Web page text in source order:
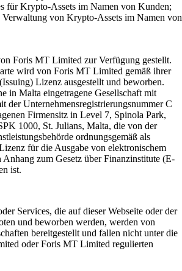
für Krypto-Assets im Namen von Kunden;
von Krypto-Assets im Namen von
Foris MT Limited zur Verfügung gestellt.
wird von Foris MT Limited gemäß ihrer
Lizenz ausgestellt und beworben.
in Malta eingetragene Gesellschaft mit
der Unternehmensregistrierungsnummer C
Firmensitz in Level 7, Spinola Park,
1000, St. Julians, Malta, die von der
ordnungsgemäß als
für die Ausgabe von elektronischem
Anhang zum Gesetz über Finanzinstitute (E-
ist.
Services, die auf dieser Webseite oder der
und beworben werden, werden von
bereitgestellt und fallen nicht unter die
oder Foris MT Limited regulierten